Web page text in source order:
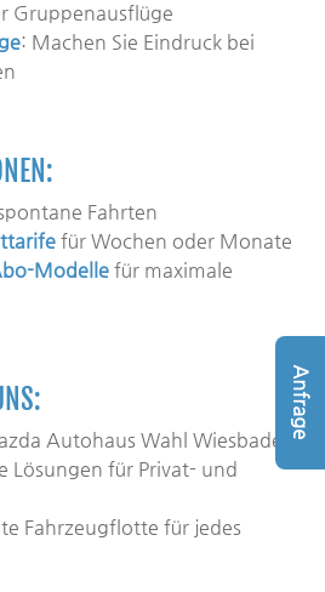
Gruppenausflüge
: Machen Sie Eindruck bei
Fahrten
für Wochen oder Monate
Modelle für maximale
Autohaus Wahl Wiesbaden
Lösungen für Privat- und
Fahrzeugflotte für jedes
Anfrage